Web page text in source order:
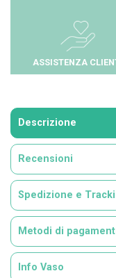
ASSISTENZA
Descrizione
Recensioni
Spedizione e
Metodi di
Info Vaso